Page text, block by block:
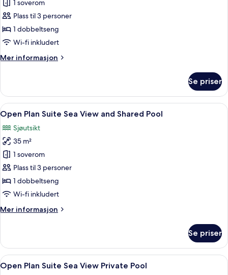
Penthouse
Suite
Sea
View
1 soverom
Plass til 3 personer
1 dobbeltseng
Wi-fi inkludert
Mer informasjon
Mer
Suite
Sea
View
Se priser
Åpne
alle
bildene
av
Open
Plan
Suite
Sea
and
Safe på rommet, wi-fi (inkludert) og
5
Open Plan Suite Sea View and Shared Pool
Sjøutsikt
35 m²
1 soverom
Plass til 3 personer
1 dobbeltseng
Wi-fi inkludert
Mer informasjon
Mer
Plan
Suite
Sea
View
Se priser
Åpne
alle
Open Plan Suite Sea View Private
11
Open Plan Suite Sea View Private Pool